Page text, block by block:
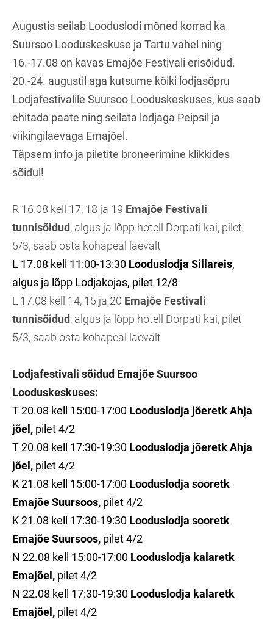
Augustis seilab Looduslodi mõned korrad ka
Suursoo Looduskeskuse ja Tartu vahel ning
16.-17.08 on kavas Emajõe Festivali erisõidud.
20.-24. augustil aga kutsume kõiki lodjasõpru
Lodjafestivalile Suursoo Looduskeskuses, kus saab
ehitada paate ning seilata lodjaga Peipsil ja
viikingilaevaga Emajõel.
Täpsem info ja piletite broneerimine klikkides
sõidul!
R 16.08 kell 17, 18 ja 19 Emajõe Festivali
tunnisõidud, algus ja lõpp hotell Dorpati kai, pilet
5/3, saab osta kohapeal laevalt
L 17.08 kell 11:00-13:30 Looduslodja Sillareis,
algus ja lõpp Lodjakojas, pilet 12/8
L 17.08 kell 14, 15 ja 20 Emajõe Festivali
tunnisõidud, algus ja lõpp hotell Dorpati kai, pilet
5/3, saab osta kohapeal laevalt
Lodjafestivali sõidud Emajõe Suursoo
Looduskeskuses:
T 20.08 kell 15:00-17:00 Looduslodja jõeretk Ahja
jõel, pilet 4/2
T 20.08 kell 17:30-19:30 Looduslodja jõeretk Ahja
jõel, pilet 4/2
K 21.08 kell 15:00-17:00 Looduslodja sooretk
Emajõe Suursoos, pilet 4/2
K 21.08 kell 17:30-19:30 Looduslodja sooretk
Emajõe Suursoos, pilet 4/2
N 22.08 kell 15:00-17:00 Looduslodja kalaretk
Emajõel, pilet 4/2
N 22.08 kell 17:30-19:30 Looduslodja kalaretk
Emajõel, pilet 4/2